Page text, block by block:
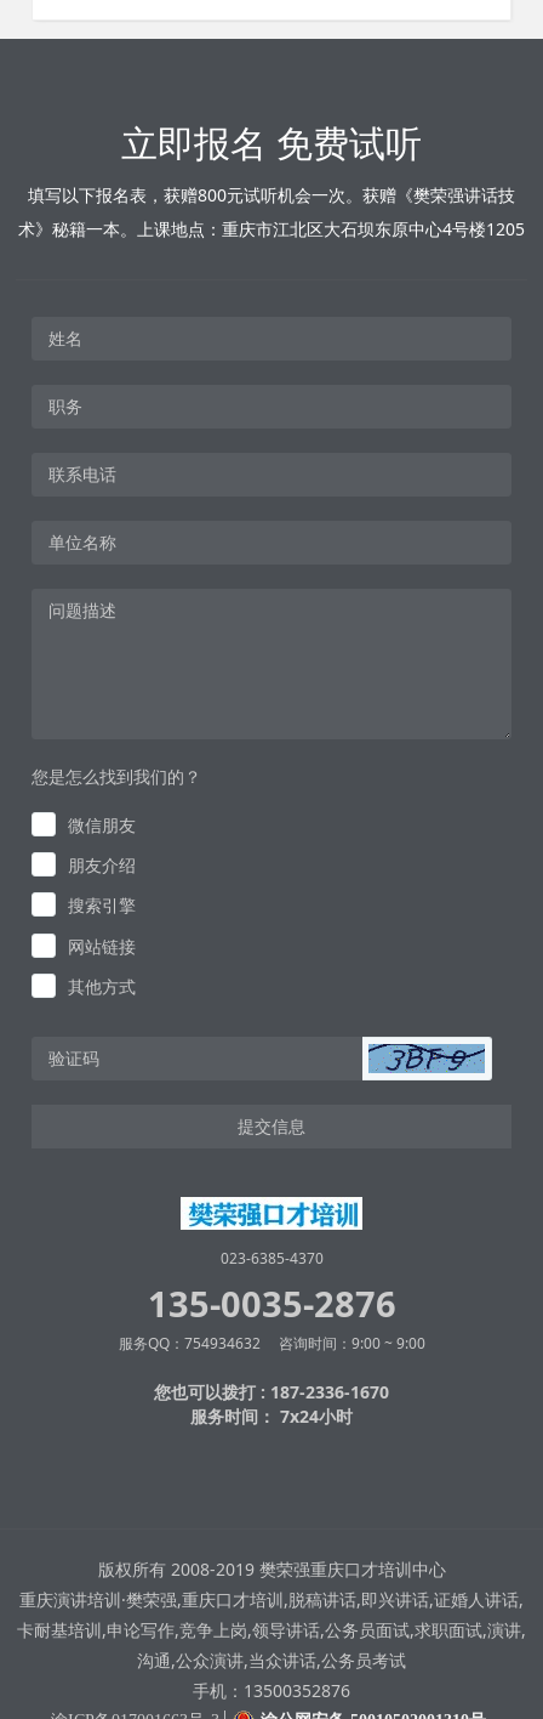
立即报名 免费试听
填写以下报名表，获赠800元试听机会一次。获赠《樊荣强讲话技
术》秘籍一本。上课地点：重庆市江北区大石坝东原中心4号楼1205
您是怎么找到我们的？
微信朋友
朋友介绍
搜索引擎
网站链接
其他方式
提交信息
023-6385-4370
135-0035-2876
服务QQ：754934632 咨询时间：9:00 ~ 9:00
您也可以拨打 : 187-2336-1670
服务时间： 7x24小时
版权所有 2008-2019 樊荣强重庆口才培训中心
重庆演讲培训·樊荣强,重庆口才培训,脱稿讲话,即兴讲话,证婚人讲话,
卡耐基培训,申论写作,竞争上岗,领导讲话,公务员面试,求职面试,演讲,
沟通,公众演讲,当众讲话,公务员考试
手机：13500352876